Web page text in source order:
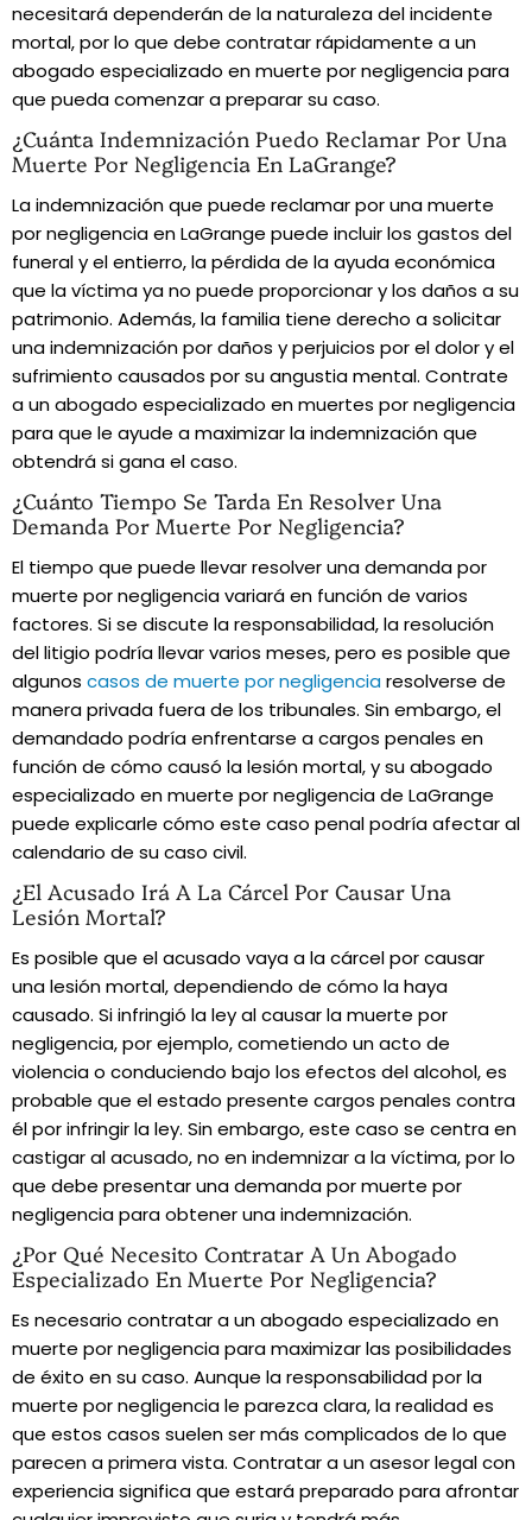
necesitará dependerán de la naturaleza del incidente
mortal, por lo que debe contratar rápidamente a un
abogado especializado en muerte por negligencia para
que pueda comenzar a preparar su caso.
¿Cuánta Indemnización Puedo Reclamar Por Una
Muerte Por Negligencia En LaGrange?
La indemnización que puede reclamar por una muerte
por negligencia en LaGrange puede incluir los gastos del
funeral y el entierro, la pérdida de la ayuda económica
que la víctima ya no puede proporcionar y los daños a su
patrimonio. Además, la familia tiene derecho a solicitar
una indemnización por daños y perjuicios por el dolor y el
sufrimiento causados por su angustia mental. Contrate
a un abogado especializado en muertes por negligencia
para que le ayude a maximizar la indemnización que
obtendrá si gana el caso.
¿Cuánto Tiempo Se Tarda En Resolver Una
Demanda Por Muerte Por Negligencia?
El tiempo que puede llevar resolver una demanda por
muerte por negligencia variará en función de varios
factores. Si se discute la responsabilidad, la resolución
del litigio podría llevar varios meses, pero es posible que
algunos casos de muerte por negligenciaresolverse de
manera privada fuera de los tribunales. Sin embargo, el
demandado podría enfrentarse a cargos penales en
función de cómo causó la lesión mortal, y su abogado
especializado en muerte por negligencia de LaGrange
puede explicarle cómo este caso penal podría afectar al
calendario de su caso civil.
¿El Acusado Irá A La Cárcel Por Causar Una
Lesión Mortal?
Es posible que el acusado vaya a la cárcel por causar
una lesión mortal, dependiendo de cómo la haya
causado. Si infringió la ley al causar la muerte por
negligencia, por ejemplo, cometiendo un acto de
violencia o conduciendo bajo los efectos del alcohol, es
probable que el estado presente cargos penales contra
él por infringir la ley. Sin embargo, este caso se centra en
castigar al acusado, no en indemnizar a la víctima, por lo
que debe presentar una demanda por muerte por
negligencia para obtener una indemnización.
¿Por Qué Necesito Contratar A Un Abogado
Especializado En Muerte Por Negligencia?
Es necesario contratar a un abogado especializado en
muerte por negligencia para maximizar las posibilidades
de éxito en su caso. Aunque la responsabilidad por la
muerte por negligencia le parezca clara, la realidad es
que estos casos suelen ser más complicados de lo que
parecen a primera vista. Contratar a un asesor legal con
experiencia significa que estará preparado para afrontar